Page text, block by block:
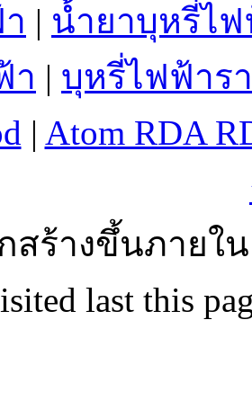
| น้ำยาบุหรี่ไ
า | บุหรี่ไฟฟ้าร
| Atom RDA
ร้างขึ้นภายใน
last this